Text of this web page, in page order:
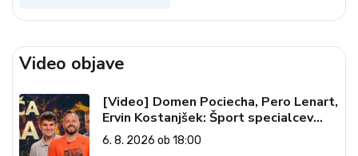
Video objave
[Video] Domen Pociecha, Pero Lenart,
Ervin Kostanjšek: Šport specialcev
(Vroča tema, 6. 8. 2026)
6. 8. 2026 ob 18:00